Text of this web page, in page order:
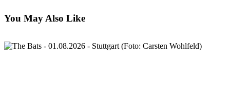
You May Also Like